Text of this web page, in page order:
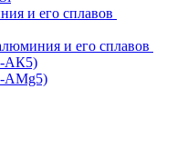
и его сплавов
и его сплавов
АК5)
АМg5)